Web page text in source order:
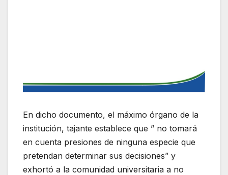
En dicho documento, el máximo órgano de la
institución, tajante establece que ” no tomará
en cuenta presiones de ninguna especie que
pretendan determinar sus decisiones” y
exhortó a la comunidad universitaria a no